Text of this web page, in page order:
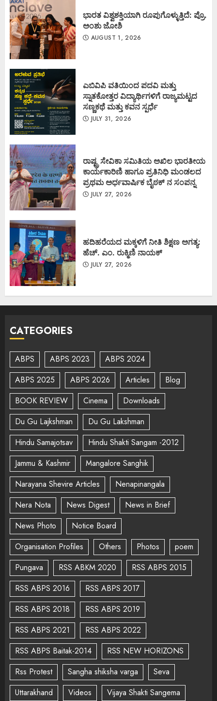
ಭಾರತ ವಿಶ್ವಶಕ್ತಿಯಾಗಿ ರೂಪುಗೊಳ್ಳುತ್ತಿದೆ: ಪ್ರೊ.
ಅಂಶು ಜೋಶಿ
AUGUST 1, 2026
ಎಬಿವಿಪಿ ವತಿಯಿಂದ ಪದವಿ ಮತ್ತು
ಸ್ನಾತಕೋತ್ತರ ವಿದ್ಯಾರ್ಥಿಗಳಿಗೆ ರಾಜ್ಯಮಟ್ಟದ
ಸಣ್ಣಕಥೆ ಮತ್ತು ಕವನ ಸ್ಪರ್ಧೆ
JULY 31, 2026
ರಾಷ್ಟ್ರ ಸೇವಿಕಾ ಸಮಿತಿಯ ಅಖಿಲ ಭಾರತೀಯ
ಕಾರ್ಯಕಾರಿಣಿ ಹಾಗೂ ಪ್ರತಿನಿಧಿ ಮಂಡಲದ
ಪ್ರಥಮ ಅರ್ಧವಾರ್ಷಿಕ ಬೈಠಕ್ ನ ಸಂಪನ್ನ
JULY 27, 2026
ಹದಿಹರೆಯದ ಮಕ್ಕಳಿಗೆ ನೀತಿ ಶಿಕ್ಷಣ ಅಗತ್ಯ:
ಹೆಚ್. ಎಂ. ರುಕ್ಮಿಣಿ ನಾಯಕ್
JULY 27, 2026
CATEGORIES
ABPS ABPS 2023
ABPS 2024
ABPS 2025
ABPS 2026 Articles
Blog
BOOK REVIEW
Cinema
Downloads
Du Gu Lajkshman
Du Gu Lakshman
Hindu Samajotsav
Hindu Shakti Sangam -2012
Jammu & Kashmir
Mangalore Sanghik
Narayana Shevire Articles
Nenapinangala
Nera Nota
News Digest
News in Brief
News Photo
Notice Board
Organisation Profiles
Others Photos
poem
Pungava
RSS ABKM 2020
RSS ABPS 2015
RSS ABPS 2016
RSS ABPS 2017
RSS ABPS 2018
RSS ABPS 2019
RSS ABPS 2021
RSS ABPS 2022
RSS ABPS Baitak-2014
RSS NEW HORIZONS
Rss Protest
Sangha shiksha varga
Seva
Uttarakhand
Videos Vijaya Shakti Sangema